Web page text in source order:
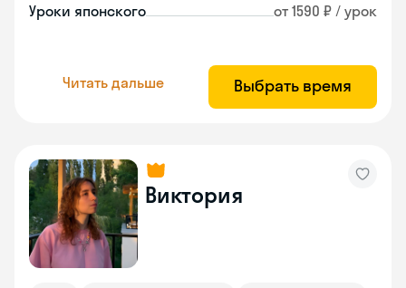
Уроки японского от 1590 ₽ / урок
Читать дальше Выбрать время
Виктория